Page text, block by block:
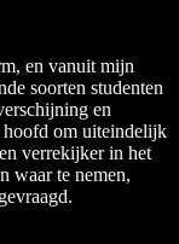
en vanuit mijn
soorten studenten
en
hoofd om uiteindelijk
verrekijker in het
waar te nemen,